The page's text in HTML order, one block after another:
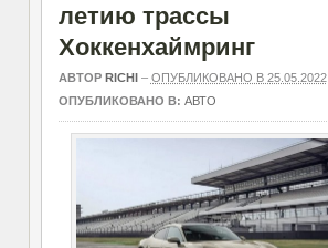
летию трассы
Хоккенхаймринг
АВТОР RICHI– ОПУБЛИКОВАНО В 25.05.2022
ОПУБЛИКОВАНО В: АВТО